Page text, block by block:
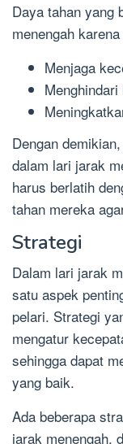
Daya tahan yang
menengah
Menjaga
Dengan
dalam lari jarak
harus berlatih
tahan mereka
Strategi
Dalam lari jarak
satu aspek
pelari. Strategi
mengatur
sehingga dapat
yang baik.
Ada beberapa
jarak menengah,